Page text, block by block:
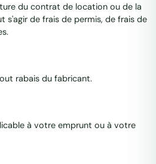
du contrat de location ou de la
s'agir de frais de permis, de frais de
rabais du fabricant.
à votre emprunt ou à votre